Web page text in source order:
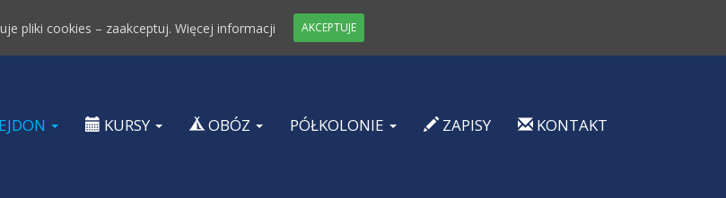
KURSY OBÓZ PÓŁKOLONIE ZAPISY KONTAKT
pliki cookies – zaakceptuj. Więcej informacji AKCEPTUJE